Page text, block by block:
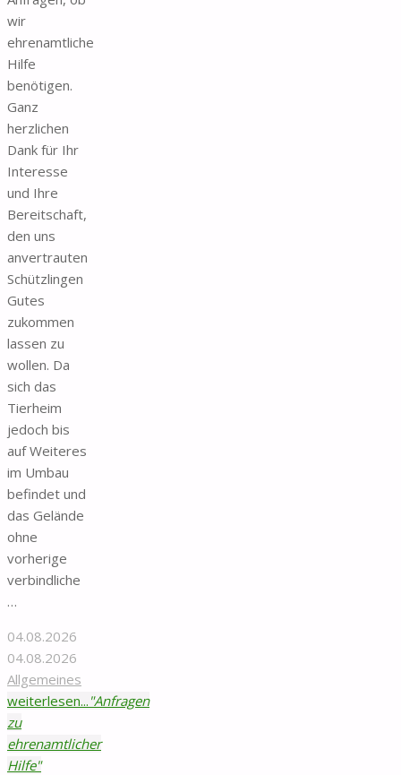
wir
ehrenamtliche
Hilfe
benötigen.
Ganz
herzlichen
Dank für Ihr
Interesse
und Ihre
Bereitschaft,
den uns
anvertrauten
Schützlingen
Gutes
zukommen
lassen zu
wollen. Da
sich das
Tierheim
jedoch bis
auf Weiteres
im Umbau
befindet und
das Gelände
ohne
vorherige
verbindliche
…
04.08.2026
04.08.2026
Allgemeines
weiterlesen... "Anfragen
zu
ehrenamtlicher
Hilfe"